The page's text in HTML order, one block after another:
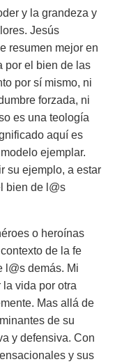
y la grandeza y
Jesús
resumen mejor en
por el bien de las
por sí mismo, ni
forzada, ni
es una teología
aquí es
ejemplar.
su ejemplo, a estar
bien de l@s
o heroínas
de la fe
l@s demás. Mi
vida por otra
Mas allá de
de su
y defensiva. Con
y sus